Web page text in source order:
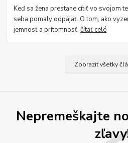
Keď sa žena prestane cítiť vo svojom
seba pomaly odpájať. O tom, ako
jemnosť a prítomnosť.čítať celé
Zobraziť všetky
Nepremeškajte